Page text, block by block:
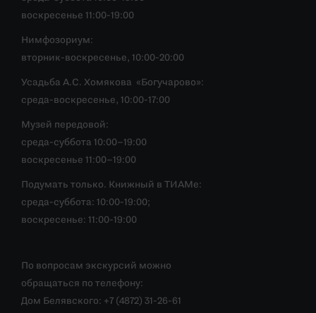
воскресенье 11:00-19:00
Нимфозориум:
вторник-воскресенье, 10:00-20:00
Усадьба А.С. Хомякова «Богучарово»:
среда-воскресенье, 10:00-17:00
Музей передовой:
среда-суббота 10:00–19:00
воскресенье 11:00–19:00
Подумать только. Книжный в ТИАМе:
среда-суббота: 10:00-19:00;
воскресенье: 11:00-19:00
По вопросам экскурсий можно
обращаться по телефону:
Дом Белявского: +7 (4872) 31-26-61